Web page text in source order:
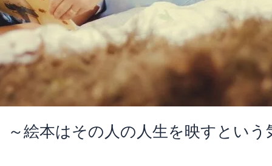
絵本はその人の人生を映すという